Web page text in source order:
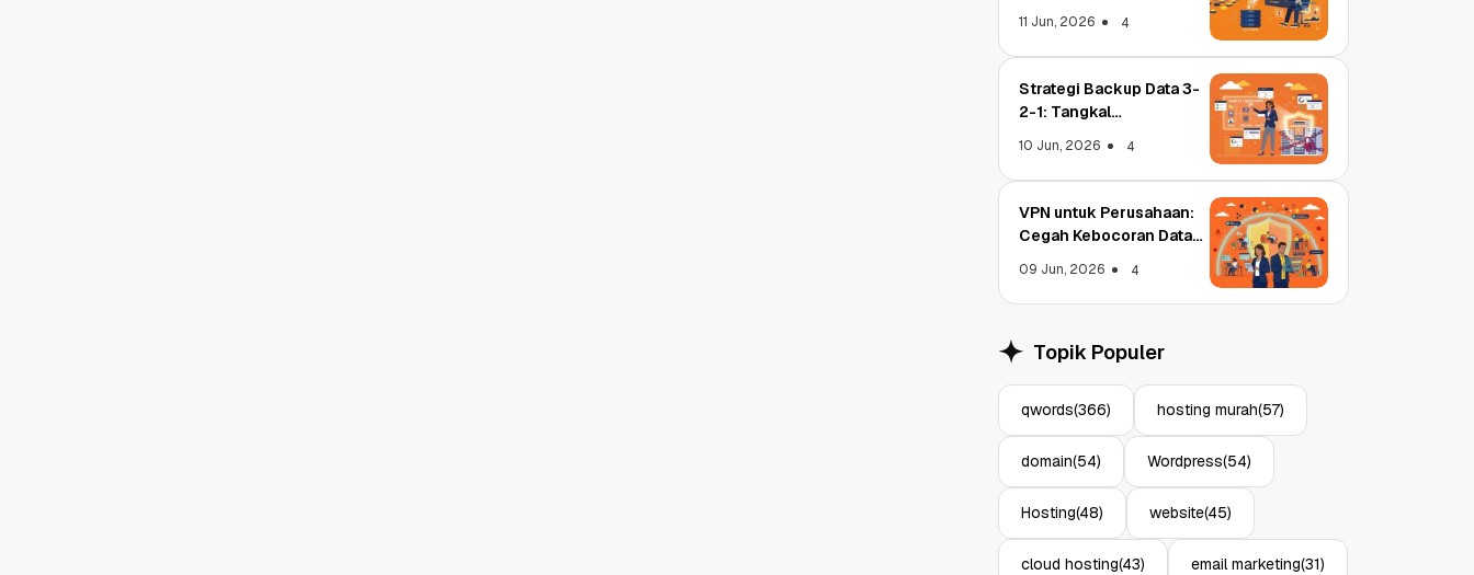
Terakreditasi ICANN, Apa
27 Jul, 2022 3
11 Jun, 2026 4
Strategi Backup Data 3-
2-1: Tangkal
10 Jun, 2026 4
VPN untuk Perusahaan:
Cegah Kebocoran Data
09 Jun, 2026 4
Topik Populer
qwords(366) hosting murah(57)
domain(54) Wordpress(54)
Hosting(48) website(45)
cloud hosting(43) email marketing(31)